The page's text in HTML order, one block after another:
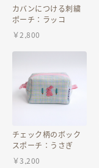
カバンにつける刺繍
ポーチ：ラッコ
￥2,800
チェック柄のボック
スポーチ：うさぎ
￥3,200